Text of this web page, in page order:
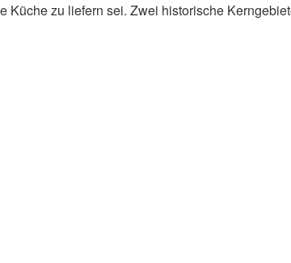
zu liefern sei. Zwei historische